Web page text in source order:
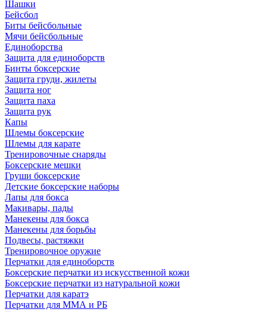
Шашки
Бейсбол
Биты бейсбольные
Мячи бейсбольные
Единоборства
Защита для единоборств
Бинты боксерские
Защита груди, жилеты
Защита ног
Защита паха
Защита рук
Капы
Шлемы боксерские
Шлемы для карате
Тренировочные снаряды
Боксерские мешки
Груши боксерские
Детские боксерские наборы
Лапы для бокса
Макивары, пады
Манекены для бокса
Манекены для борьбы
Подвесы, растяжки
Тренировочное оружие
Перчатки для единоборств
Боксерские перчатки из искусственной кожи
Боксерские перчатки из натуральной кожи
Перчатки для каратэ
Перчатки для ММА и РБ